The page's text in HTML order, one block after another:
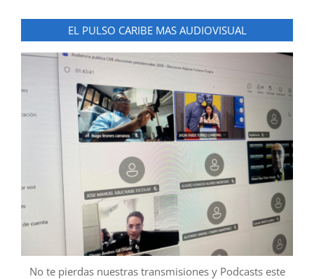
EL PULSO CARIBE MAS AUDIOVISUAL
No te pierdas nuestras transmisiones y Podcasts este